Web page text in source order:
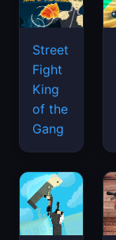
Street
Fight
King
of the
Gang